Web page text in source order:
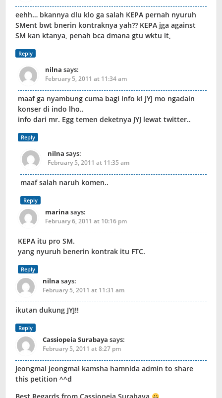
eehh… bkannya dlu klo ga salah KEPA pernah nyuruh
SMent bwt bnerin kontraknya yah?? KEPA jga against
SM kan ktanya, penah bca dmana gtu wktu it,
Reply
nilna says:
February 5, 2011 at 11:34 am
maaf ga nyambung cuma bagi info kl JYJ mo ngadain
konser di indo lho..
info dari mr. Egg temen deketnya JYJ lewat twitter..
Reply
nilna says:
February 5, 2011 at 11:35 am
maaf salah naruh komen..
Reply
marina says:
February 6, 2011 at 10:16 pm
KEPA itu pro SM.
yang nyuruh benerin kontrak itu FTC.
Reply
nilna says:
February 5, 2011 at 11:31 am
ikutan dukung JYJ!!
Reply
Cassiopeia Surabaya says:
February 5, 2011 at 8:27 pm
Jeongmal jeongmal kamsha hamnida admin to share
this petition ^^d